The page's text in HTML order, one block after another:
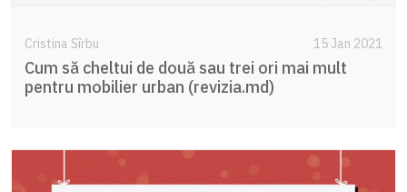
Cristina Sîrbu 15 Jan 2021
Cum să cheltui de două sau trei ori mai mult
pentru mobilier urban (revizia.md)